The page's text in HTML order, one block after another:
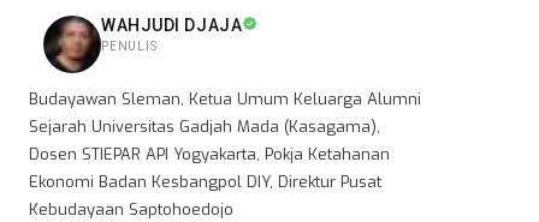
WAHJUDI DJAJA
PENULIS
Budayawan Sleman, Ketua Umum Keluarga Alumni
Sejarah Universitas Gadjah Mada (Kasagama),
Dosen STIEPAR API Yogyakarta, Pokja Ketahanan
Ekonomi Badan Kesbangpol DIY, Direktur Pusat
Kebudayaan Saptohoedojo